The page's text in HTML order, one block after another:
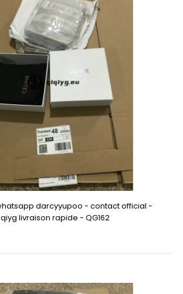
darcyyupoo - contact official -
livraison rapide - QG162